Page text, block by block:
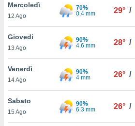
il
un
la
nella
Mercoledì
12 Ago
70%
0.4 mm
29° /
Giovedi
13 Ago
90%
4.6 mm
28° /
Venerdì
14 Ago
90%
4 mm
26° /
Sabato
15 Ago
90%
6.3 mm
26° /